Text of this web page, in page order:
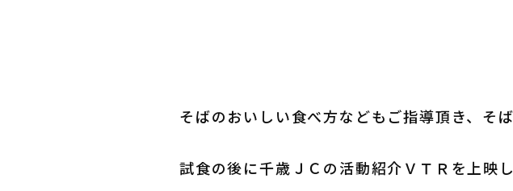
そばのおいしい食べ方などもご指導頂き、そ
試食の後に千歳ＪＣの活動紹介ＶＴＲを上映